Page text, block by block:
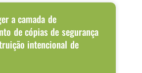
a camada de
de cópias de segurança
intencional de